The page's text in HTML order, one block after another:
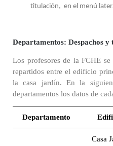
titulación, en el menú
Departamentos: Despachos y
Los profesores de la FCHE
repartidos entre el edificio
la casa jardín. En la
departamentos los datos de
Departamento
Casa